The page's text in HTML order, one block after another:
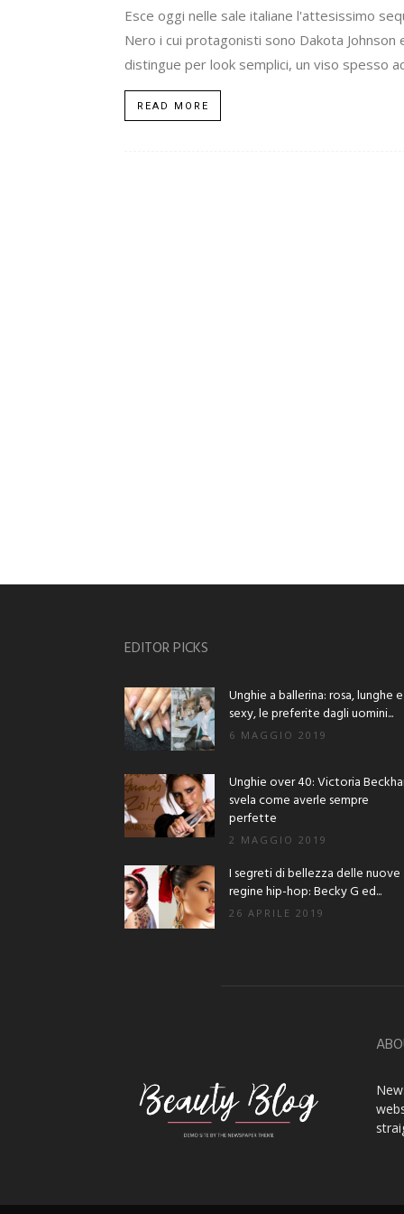
Esce oggi nelle sale italiane l'attesissimo
Nero i cui protagonisti sono Dakota Johnson
distingue per look semplici, un viso spesso
READ MORE
EDITOR PICKS
Unghie a ballerina: rosa, lunghe e
sexy, le preferite dagli uomini...
6 MAGGIO 2019
Unghie over 40: Victoria
svela come averle sempre
perfette
2 MAGGIO 2019
I segreti di bellezza delle nuove
regine hip-hop: Becky G ed...
26 APRILE 2019